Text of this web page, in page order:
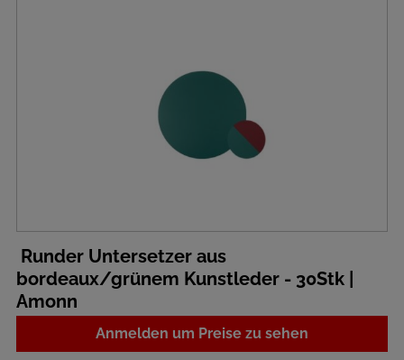
Runder Untersetzer aus
bordeaux/grünem Kunstleder - 30Stk |
Amonn
Anmelden um Preise zu sehen